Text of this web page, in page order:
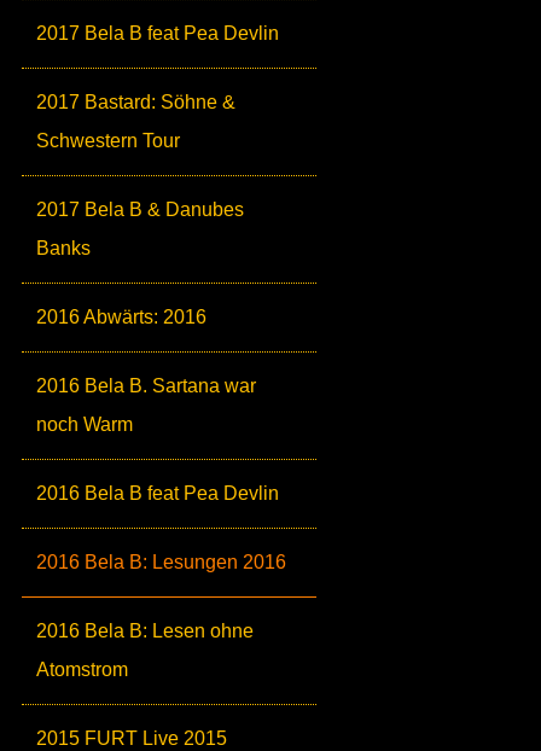
2017 Bela B feat Pea Devlin
2017 Bastard: Söhne &
Schwestern Tour
2017 Bela B & Danubes
Banks
2016 Abwärts: 2016
2016 Bela B. Sartana war
noch Warm
2016 Bela B feat Pea Devlin
2016 Bela B: Lesungen 2016
2016 Bela B: Lesen ohne
Atomstrom
2015 FURT Live 2015